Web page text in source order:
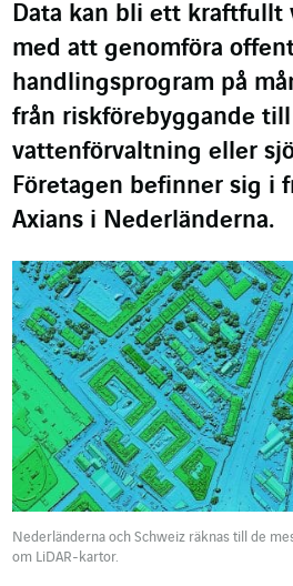
Data kan bli ett kraftfullt
med att genomföra
handlingsprogram på
från riskförebyggande till
vattenförvaltning eller
Företagen befinner sig i
Axians i Nederländerna.
Nederländerna och Schweiz räknas till de
om LiDAR-kartor.